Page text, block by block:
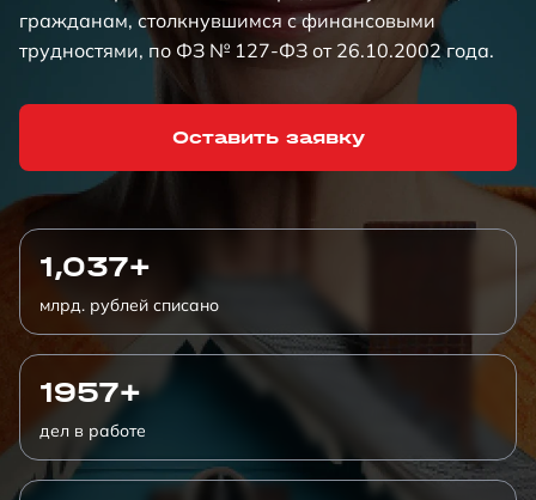
гражданам, столкнувшимся с финансовыми
трудностями, по ФЗ № 127-ФЗ от 26.10.2002 года.
Оставить заявку
1,037+
млрд. рублей списано
1957+
дел в работе